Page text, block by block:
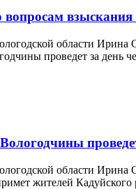
области Ирина
области Ирина